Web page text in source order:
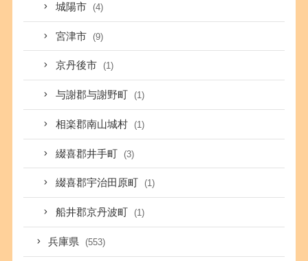
城陽市 (4)
宮津市 (9)
京丹後市 (1)
与謝郡与謝野町 (1)
相楽郡南山城村 (1)
綴喜郡井手町 (3)
綴喜郡宇治田原町 (1)
船井郡京丹波町 (1)
兵庫県 (553)